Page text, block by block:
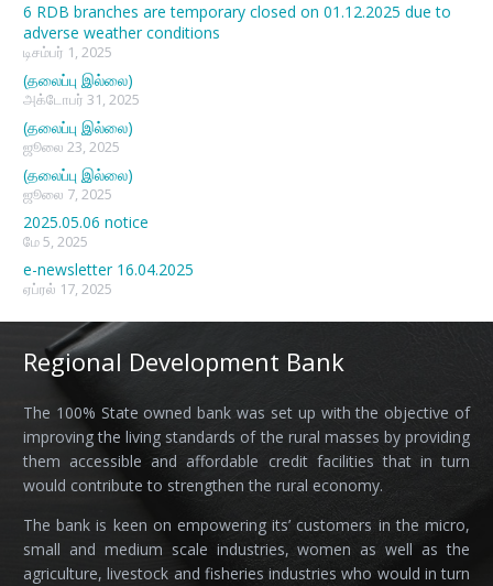
6 RDB branches are temporary closed on 01.12.2025 due to
adverse weather conditions
டிசம்பர் 1, 2025
(தலைப்பு இல்லை)
அக்டோபர் 31, 2025
(தலைப்பு இல்லை)
ஜூலை 23, 2025
(தலைப்பு இல்லை)
ஜூலை 7, 2025
2025.05.06 notice
மே 5, 2025
e-newsletter 16.04.2025
ஏப்ரல் 17, 2025
Regional Development Bank
The 100% State owned bank was set up with the objective of
improving the living standards of the rural masses by providing
them accessible and affordable credit facilities that in turn
would contribute to strengthen the rural economy.
The bank is keen on empowering its’ customers in the micro,
small and medium scale industries, women as well as the
agriculture, livestock and fisheries industries who would in turn